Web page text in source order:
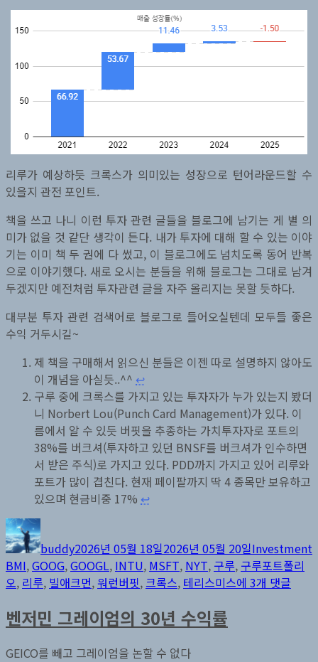
리루가 예상하듯 크록스가 의미있는 성장으로 턴어라운드할 수
있을지 관전 포인트.
책을 쓰고 나니 이런 투자 관련 글들을 블로그에 남기는 게 별 의
미가 없을 것 같단 생각이 든다. 내가 투자에 대해 할 수 있는 이야
기는 이미 책 두 권에 다 썼고, 이 블로그에도 넘치도록 동어 반복
으로 이야기했다. 새로 오시는 분들을 위해 블로그는 그대로 남겨
두겠지만 예전처럼 투자관련 글을 자주 올리지는 못할 듯하다.
대부분 투자 관련 검색어로 블로그로 들어오실텐데 모두들 좋은
수익 거두시길~
제 책을 구매해서 읽으신 분들은 이젠 따로 설명하지 않아도
이 개념을 아실듯..^^ ↩︎
구루 중에 크록스를 가지고 있는 투자자가 누가 있는지 봤더
니 Norbert Lou(Punch Card Management)가 있다. 이
름에서 알 수 있듯 버핏을 추종하는 가치투자자로 포트의
38%를 버크셔(투자하고 있던 BNSF를 버크셔가 인수하면
서 받은 주식)로 가지고 있다. PDD까지 가지고 있어 리루와
포트가 많이 겹친다. 현재 페이팔까지 딱 4 종목만 보유하고
있으며 현금비중 17% ↩︎
글
쓴
이
buddy성
일
자
2026년 05월 18일2026년 05월 20일테
고
리
Investment
BMI,GOOG,GOOGL, INTU, MSFT, NYT, 구루, 구루포트폴리
오, 리루, 빌애크먼, 워런버핏, 크록스, 테리스미스구
에 3개 댓글
벤저민 그레이엄의 30년 수익률
GEICO를 빼고 그레이엄을 논할 수 없다